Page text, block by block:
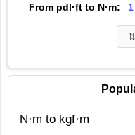
From pdl·ft to N·m:
1
⇅
N·m to kgf·m